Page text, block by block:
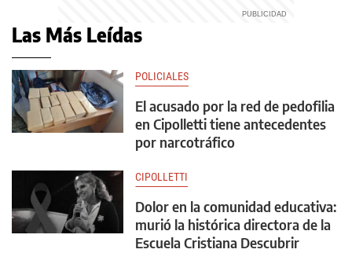
Las Más Leídas
POLICIALES
El acusado por la red de pedofilia
en Cipolletti tiene antecedentes
por narcotráfico
CIPOLLETTI
Dolor en la comunidad educativa:
murió la histórica directora de la
Escuela Cristiana Descubrir